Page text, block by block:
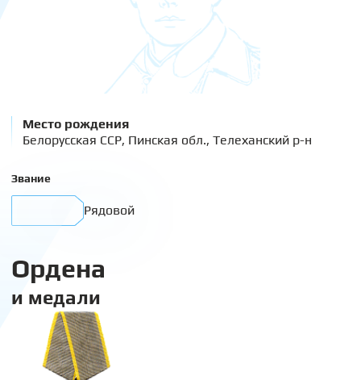
Место рождения
Белорусская ССР, Пинская обл., Телеханский р-н
Звание
Рядовой
Ордена
и медали